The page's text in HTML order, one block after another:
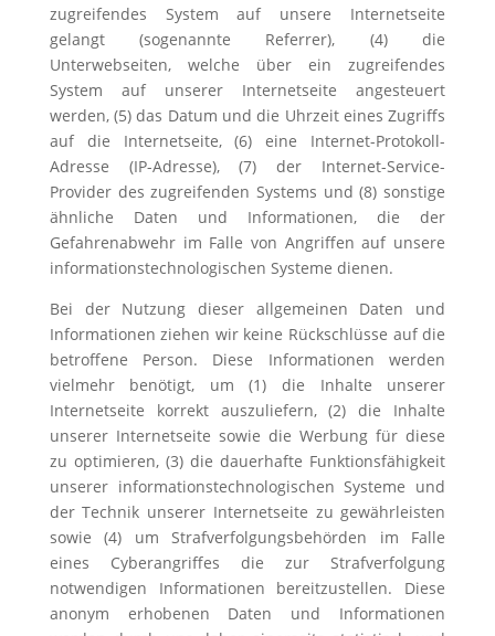
zugreifendes System auf unsere Internetseite
gelangt (sogenannte Referrer), (4) die
Unterwebseiten, welche über ein zugreifendes
System auf unserer Internetseite angesteuert
werden, (5) das Datum und die Uhrzeit eines Zugriffs
auf die Internetseite, (6) eine Internet-Protokoll-
Adresse (IP-Adresse), (7) der Internet-Service-
Provider des zugreifenden Systems und (8) sonstige
ähnliche Daten und Informationen, die der
Gefahrenabwehr im Falle von Angriffen auf unsere
informationstechnologischen Systeme dienen.
Bei der Nutzung dieser allgemeinen Daten und
Informationen ziehen wir keine Rückschlüsse auf die
betroffene Person. Diese Informationen werden
vielmehr benötigt, um (1) die Inhalte unserer
Internetseite korrekt auszuliefern, (2) die Inhalte
unserer Internetseite sowie die Werbung für diese
zu optimieren, (3) die dauerhafte Funktionsfähigkeit
unserer informationstechnologischen Systeme und
der Technik unserer Internetseite zu gewährleisten
sowie (4) um Strafverfolgungsbehörden im Falle
eines Cyberangriffes die zur Strafverfolgung
notwendigen Informationen bereitzustellen. Diese
anonym erhobenen Daten und Informationen